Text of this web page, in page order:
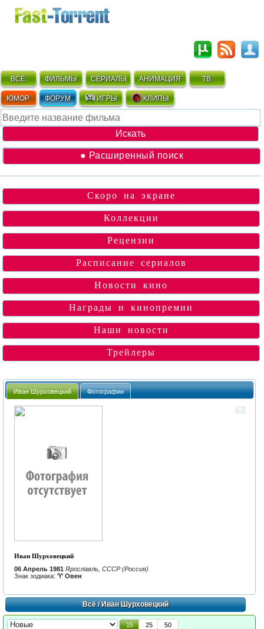
ВСЁ ФИЛЬМЫ СЕРИАЛЫ АНИМАЦИЯ ТВ
ЮМОР ФОРУМ ИГРЫ КЛИПЫ
● Расширенный поиск
Скоро на экране
Коллекции
Рецензии
Расписание сериалов
Новости кино
Награды и кинопремии
Наши новости
Трейлеры
Иван Шурховецкий Фотографии
Иван Шурховецкий
06 Апрель 1981 Ярославль, СССР (Россия)
Знак зодиака: ♈ Овен
Всё/ Иван Шурховецкий
15 25
50